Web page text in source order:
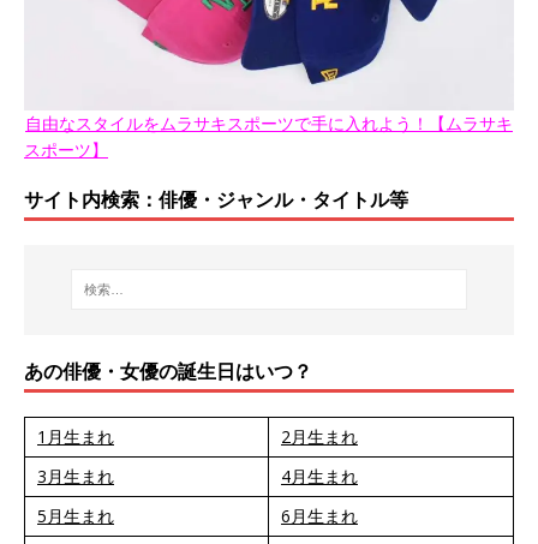
自由なスタイルをムラサキスポーツで手に入れよう！【ムラサキ
スポーツ】
サイト内検索：俳優・ジャンル・タイトル等
あの俳優・女優の誕生日はいつ？
1月生まれ
2月生まれ
3月生まれ
4月生まれ
5月生まれ
6月生まれ